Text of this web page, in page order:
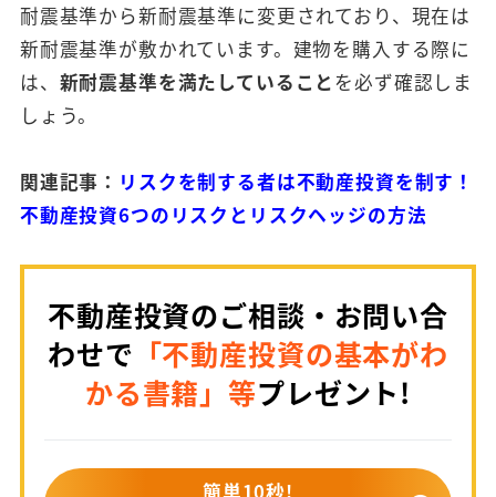
耐震基準から新耐震基準に変更されており、現在は
新耐震基準が敷かれています。建物を購入する際に
は、 新耐震基準を満たしていることを必ず確認しま
しょう。
関連記事： リスクを制する者は不動産投資を制す！
不動産投資6つのリスクとリスクヘッジの方法
不動産投資のご相談・お問い合
わせで 「不動産投資の基本がわ
かる書籍」等プレゼント!
簡単10秒!